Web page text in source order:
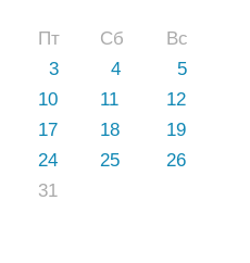
Пт Сб
Вс
3 4
5
10 11
12
17 18
19
24 25
26
31